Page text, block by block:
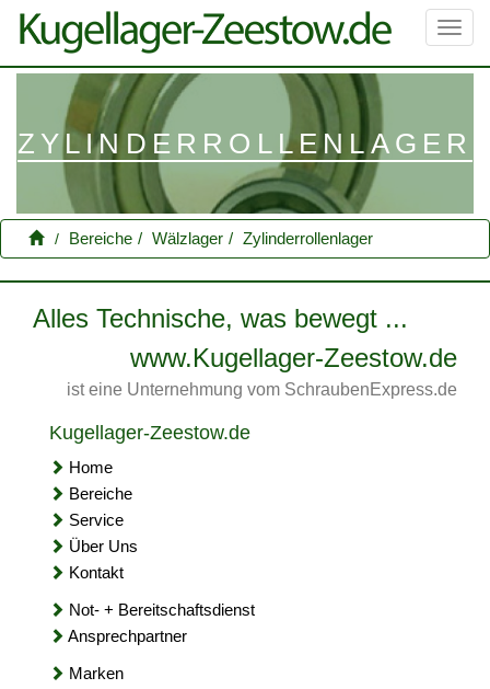
ZYLINDERROLLENLAGER
Bereiche Wälzlager Zylinderrollenlager
Alles Technische, was bewegt ...
www.Kugellager-Zeestow.de
ist eine Unternehmung vom SchraubenExpress.de
Kugellager-Zeestow.de
Home
Bereiche
Service
Über Uns
Kontakt
Not- + Bereitschaftsdienst
Ansprechpartner
Marken